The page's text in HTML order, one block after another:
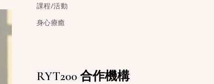
課程/活動
身心療癒
RYT200 合作機構